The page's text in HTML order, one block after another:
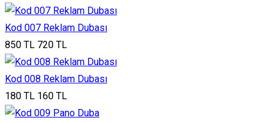
Kod 007 Reklam Dubası
850 TL 720 TL
Kod 008 Reklam Dubası
180 TL 160 TL